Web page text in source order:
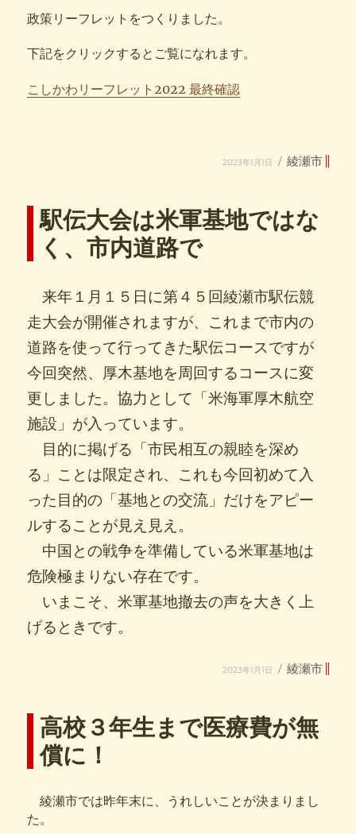
政策リーフレットをつくりました。
下記をクリックするとご覧になれます。
こしかわリーフレット2022 最終確認
投
稿
2023年1月1日
カ
テ
綾瀬市
駅伝大会は米軍基地ではな
く、市内道路で
来年１月１５日に第４５回綾瀬市駅伝競
走大会が開催されますが、これまで市内の
道路を使って行ってきた駅伝コースですが
今回突然、厚木基地を周回するコースに変
更しました。協力として「米海軍厚木航空
施設」が入っています。
目的に掲げる「市民相互の親睦を深め
る」ことは限定され、これも今回初めて入
った目的の「基地との交流」だけをアピー
ルすることが見え見え。
中国との戦争を準備している米軍基地は
危険極まりない存在です。
いまこそ、米軍基地撤去の声を大きく上
げるときです。
投
稿
2023年1月1日
カ
テ
綾瀬市
高校３年生まで医療費が無
償に！
綾瀬市では昨年末に、うれしいことが決まりまし
た。